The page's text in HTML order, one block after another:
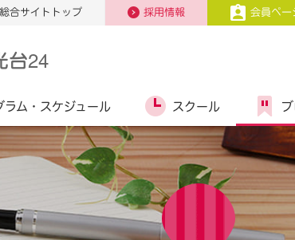
総合サイトトップ 採用情報 会員ペー
台24
ム・ スケジュール スクール